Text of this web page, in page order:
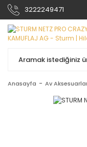
3222249471
Anasayfa Av